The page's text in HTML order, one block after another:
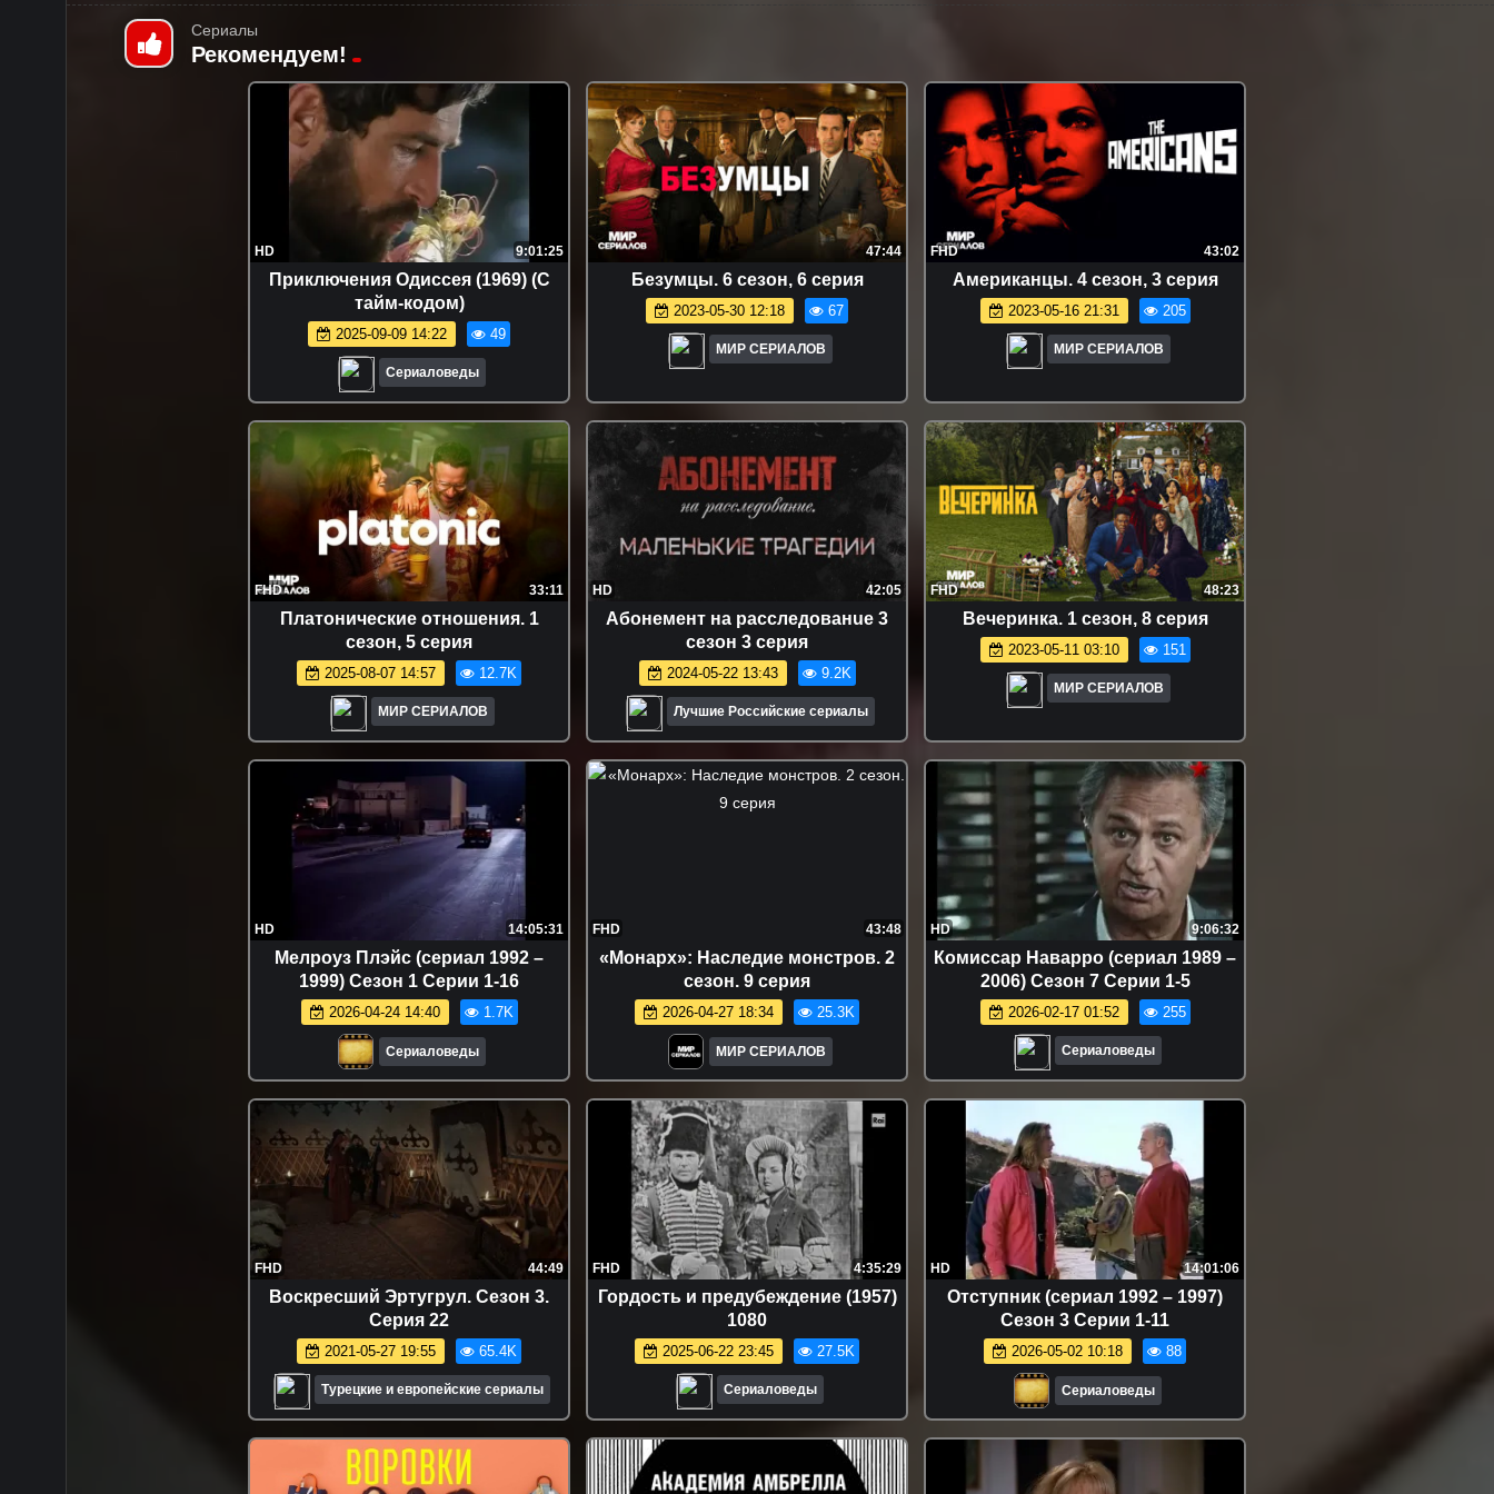
Сериалы
Рекомендуем!
HD 9:01:25
Приключения Одиссея (1969) (С
тайм-кодом)
2025-09-09 14:22 49
Сериаловеды
47:44
Бeзyмцы. 6 сезон, 6 серия
2023-05-30 12:18 67
МИР СЕРИАЛОВ
FHD 43:02
Aмepикaнцы. 4 сезон, 3 серия
2023-05-16 21:31 205
МИР СЕРИАЛОВ
FHD 33:11
Платонические отношения. 1
сезон, 5 серия
2025-08-07 14:57 12.7K
МИР СЕРИАЛОВ
HD 42:05
Aбонeмeнт на раcслeдованuе 3
сезон 3 серия
2024-05-22 13:43 9.2K
Лучшие Российские сериалы
FHD 48:23
Beчepинкa. 1 сезон, 8 серия
2023-05-11 03:10 151
МИР СЕРИАЛОВ
HD 14:05:31
Мелроуз Плэйс (сериал 1992 –
1999) Сезон 1 Серии 1-16
2026-04-24 14:40 1.7K
Сериаловеды
FHD 43:48
«Монарх»: Наследие монстров. 2
сезон. 9 серия
2026-04-27 18:34 25.3K
МИР СЕРИАЛОВ
HD 9:06:32
Комиссар Наварро (сериал 1989 –
2006) Сезон 7 Серии 1-5
2026-02-17 01:52 255
Сериаловеды
FHD 44:49
Воскресший Эртугрул. Сезон 3.
Серия 22
2021-05-27 19:55 65.4K
Турецкие и европейские сериалы
FHD 4:35:29
Гордость и предубеждение (1957)
1080
2025-06-22 23:45 27.5K
Сериаловеды
HD 14:01:06
Отступник (сериал 1992 – 1997)
Сезон 3 Серии 1-11
2026-05-02 10:18 88
Сериаловеды